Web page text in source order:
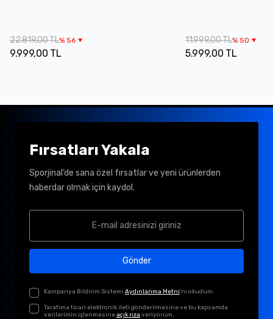
22.819,00 TL% 56
9.999,00 TL
11.999,00 TL% 50
5.999,00 TL
Fırsatları Yakala
Sporjinal’de sana özel fırsatlar ve yeni ürünlerden
haberdar olmak için kaydol.
Gönder
Kampanya Bildirim Sistemi Aydınlanma Metni'ni okudum.
Tarafıma ticari elektronik ileti gönderilmesine ve bu kapsamda
verilerimin işlenmesineaçık rıza veriyorum.